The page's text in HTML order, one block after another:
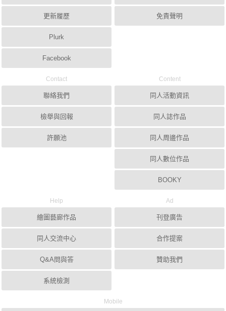
更新履歷
Plurk
Facebook
免責聲明
Contact
聯絡我們
檢舉與回報
許願池
Content
同人活動資訊
同人誌作品
同人周邊作品
同人數位作品
BOOKY
Help
繪圖藝廊作品
同人交流中心
Q&A問與答
系統檢測
Ad
刊登廣告
合作提案
贊助我們
Mobile